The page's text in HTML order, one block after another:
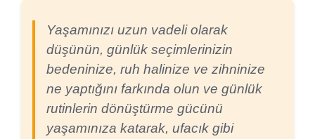
Yaşamınızı uzun vadeli olarak
düşünün, günlük seçimlerinizin
bedeninize, ruh halinize ve zihninize
ne yaptığını farkında olun ve günlük
rutinlerin dönüştürme gücünü
yaşamınıza katarak, ufacık gibi